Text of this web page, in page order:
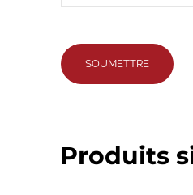
Produits